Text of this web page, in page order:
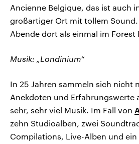
Ancienne Belgique, das ist auch
großartiger Ort mit tollem Sound.
Abende dort als einmal im Forest
Musik: „Londinium“
In 25 Jahren sammeln sich nicht
Anekdoten und Erfahrungswerte
sehr, sehr viel Musik. Im Fall von
zehn Studioalben, zwei
Compilations, Live-Alben und